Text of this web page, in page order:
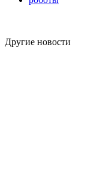
Другие новости